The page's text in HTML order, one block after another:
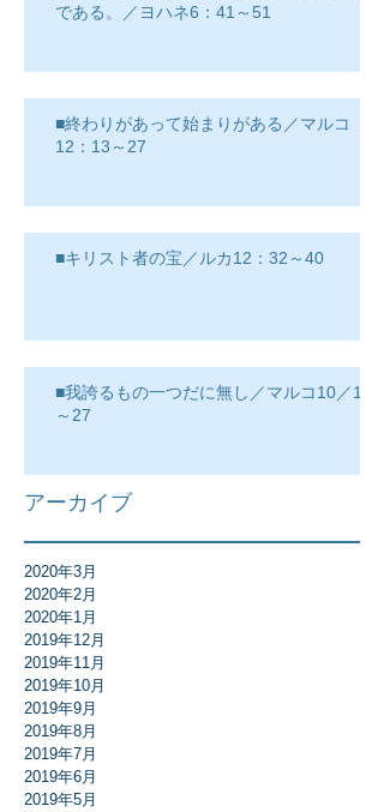
である。／ヨハネ6：41～51
■終わりがあって始まりがある／マルコ
12：13～27
■キリスト者の宝／ルカ12：32～40
■我誇るもの一つだに無し／マルコ10／17
～27
アーカイブ
2020年3月
2020年2月
2020年1月
2019年12月
2019年11月
2019年10月
2019年9月
2019年8月
2019年7月
2019年6月
2019年5月